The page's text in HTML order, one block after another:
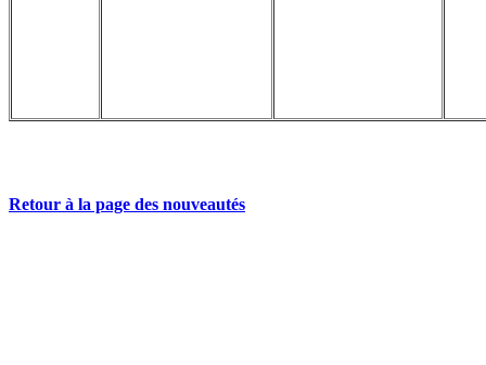
Retour à la page des nouveautés